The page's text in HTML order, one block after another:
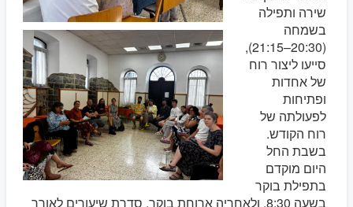
שירה ותפילה
בשמחה
(20:30–21:15),
סייעו ליצור רוח
של אחדות
ופתיחות
לפעולתה של
רוח הקודש.
בשבת החל
היום מוקדם
בתפילת בוקר
בשעה 8:30, ולאחריה ארוחת בוקר. סדרת שיעורים לאורך